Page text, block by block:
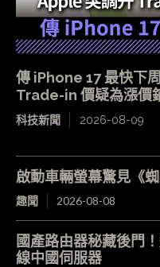
傳 iPhone 17 最快下
Trade-in 價疑為漲價
科技新聞 2026-08-09
啟動車輛螢幕驚見《
趣聞 2026-08-08
國產路由器秘藏後門
線中國伺服器